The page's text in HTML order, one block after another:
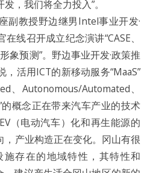
，我们将全力投入”。
副教授野边继男Intel事业开发·
线召开成立纪念演讲“CASE、
象预测”。野边事业开发·政策推
活用ICT的新移动服务“MaaS”
、Autonomous/Automated、
的概念正在带来汽车产业的技术
（电动汽车）化和再生能源的
，产业构造正在变化。冈山有很
存在的地域特性，其特性和